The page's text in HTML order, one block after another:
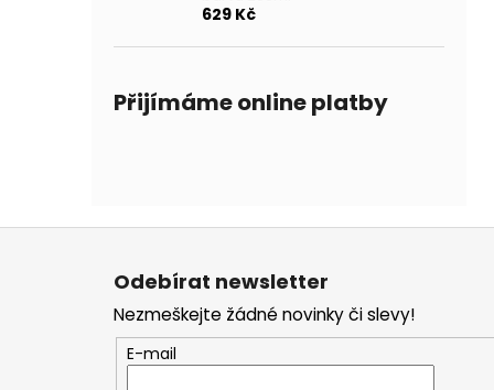
629 Kč
Přijímáme online platby
Z
Odebírat newsletter
Nezmeškejte žádné novinky či slevy!
E-mail